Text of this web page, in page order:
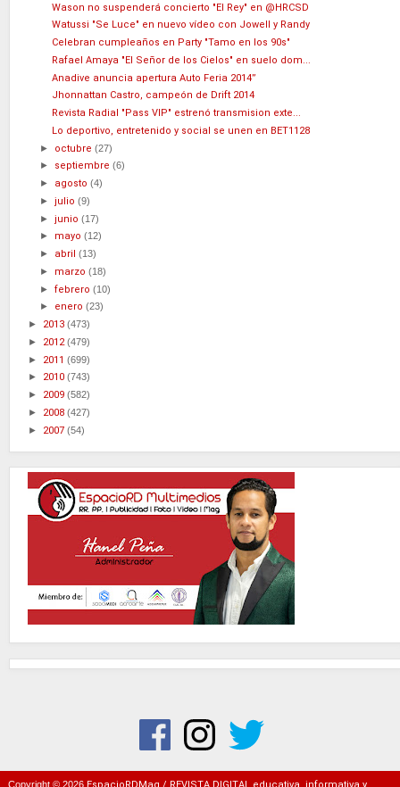
Wason no suspenderá concierto "El Rey" en @HRCSD
Watussi "Se Luce" en nuevo vídeo con Jowell y Randy
Celebran cumpleaños en Party "Tamo en los 90s"
Rafael Amaya "El Señor de los Cielos" en suelo dom...
Anadive anuncia apertura Auto Feria 2014”
Jhonnattan Castro, campeón de Drift 2014
Revista Radial "Pass VIP" estrenó transmision exte...
Lo deportivo, entretenido y social se unen en BET1128
► octubre(27)
► septiembre(6)
► agosto(4)
►julio(9)
►junio(17)
► mayo(12)
► abril(13)
► marzo(18)
►febrero(10)
► enero(23)
► 2013 (473)
► 2012(479)
► 2011 (699)
► 2010 (743)
► 2009 (582)
► 2008 (427)
► 2007 (54)
Copyright © 2026